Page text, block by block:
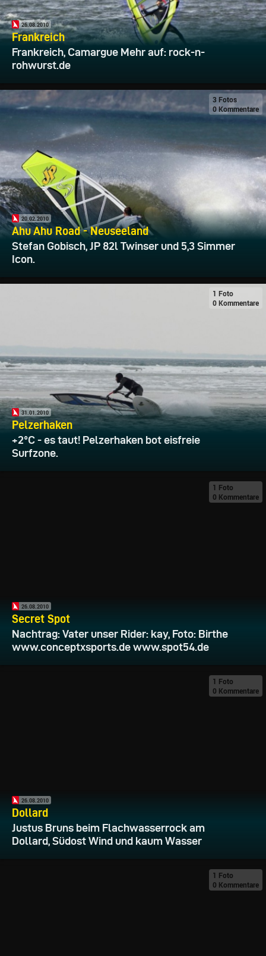
26.08.2010
Frankreich
Frankreich, Camargue Mehr auf: rock-n-
rohwurst.de
3 Fotos
0 Kommentare
20.02.2010
Ahu Ahu Road - Neuseeland
Stefan Gobisch, JP 82l Twinser und 5,3 Simmer
Icon.
1 Foto
0 Kommentare
31.01.2010
Pelzerhaken
+2°C - es taut! Pelzerhaken bot eisfreie
Surfzone.
1 Foto
0 Kommentare
26.08.2010
Secret Spot
Nachtrag: Vater unser Rider: kay, Foto: Birthe
www.conceptxsports.de www.spot54.de
1 Foto
0 Kommentare
26.08.2010
Dollard
Justus Bruns beim Flachwasserrock am
Dollard, Südost Wind und kaum Wasser
1 Foto
0 Kommentare